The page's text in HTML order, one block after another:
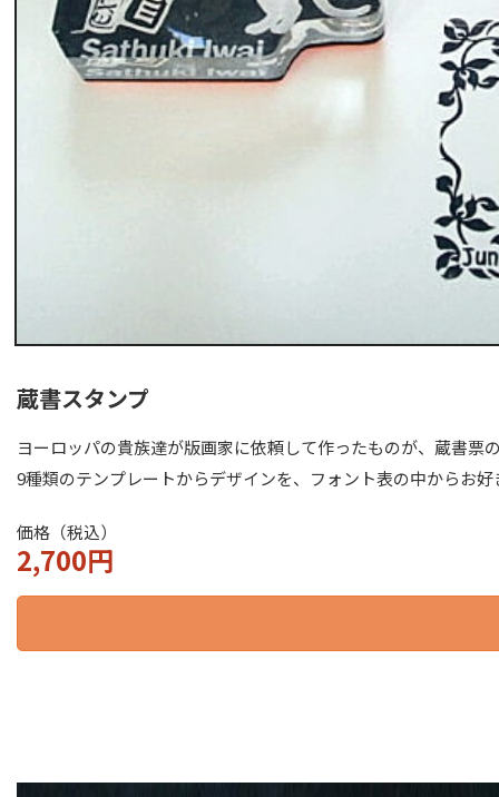
蔵書スタンプ
ヨーロッパの貴族達が版画家に依頼して作ったものが、蔵書票
9種類のテンプレートからデザインを、フォント表の中からお
価格（税込）
2,700円